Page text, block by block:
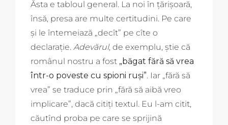
Ăsta e tabloul general. La noi în țărișoară,
însă, presa are multe certitudini. Pe care
și le întemeiază „decît” pe cîte o
declarație. Adevărul, de exemplu, știe că
românul nostru a fost „băgat fără să vrea
într-o poveste cu spioni ruși”. Iar „fără să
vrea” se traduce prin „fără să aibă vreo
implicare”, dacă citiți textul. Eu l-am citit,
căutînd proba pe care se sprijină